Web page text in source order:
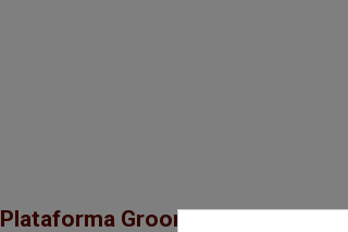
Plataforma Groom & Play